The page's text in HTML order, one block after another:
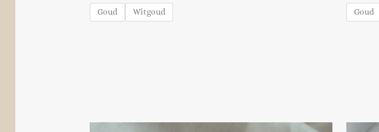
Goud Witgoud Goud